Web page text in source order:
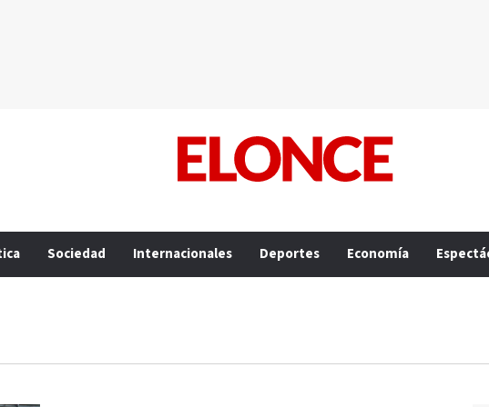
Sociedad Internacionales Deportes Economía